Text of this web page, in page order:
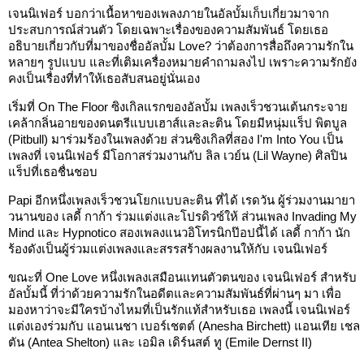
เจนนิเฟอร์ บอกว่าเนื้อหาของเพลงภายในอัลบั้มเก็บเกี่ยวมาจาก
ประสบการณ์ส่วนตัว โดยเฉพาะเรื่องของความสัมพันธ์ โดยเธอ
อธิบายเกี่ยวกับที่มาของชื่ออัลบั้ม Love? ว่าต้องการสื่อถึงความรักใน
หลายๆ รูปแบบ และที่เติมเครื่องหมายคำถามลงไป เพราะความรักยัง
คงเป็นเรื่องที่ทำให้เธอสับสนอยู่นั่นเอง
เริ่มที่ On The Floor ซิงเกิลแรกของอัลบั้ม เพลงเร็วชวนเต้นกระจาย
เคล้ากลิ่นอายของดนตรีแบบเฮาส์และละติน โดยมีหนุ่มแร็ป พิตบูล
(Pitbull) มาร่วมร้องในเพลงด้วย ส่วนซิงเกิลที่สอง I'm Into You เป็น
เพลงที่ เจนนิเฟอร์ มีโอกาสร่วมงานกับ ลิล เวย์น (Lil Wayne) ศิลปิน
แร็ปที่เธอชื่นชอบ
Papi อีกหนึ่งเพลงเร็วชวนโยกแบบละติน ที่ได้ เรดวัน ผู้ร่วมงานมายา
วนานของ เลดี้ กาก้า ร่วมแต่งและโปรดิวซ์ให้ ส่วนเพลง Invading My
Mind และ Hypnotico สองเพลงแนวอิโทรนิกป๊อปนี้ได้ เลดี้ กาก้า นัก
ร้องดังเป็นผู้ร่วมแต่งเพลงและสรรสร้างผลงานให้กับ เจนนิเฟอร์
ขณะที่ One Love หนึ่งเพลงเสมือนแทนตัวตนของ เจนนิเฟอร์ สำหรับ
อัลบั้มนี้ ที่ว่าด้วยความรักในอดีตและความสัมพันธ์ที่ผ่านๆ มา เพื่อ
มองหาว่าจะมีใครบ้างไหมที่เป็นรักแท้สำหรับเธอ เพลงนี้ เจนนิเฟอร์
แต่งเองร่วมกับ แอนเนชา เบอร์เชตต์ (Anesha Birchett) แอนเทีย เชล
ตัน (Antea Shelton) และ เอมิล เดิร์นสต์ ทู (Emile Dernst II)